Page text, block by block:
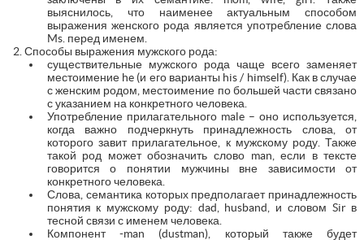
выяснилось, что наименее актуальным способом
выражения женского рода является употребление слова
Ms. перед именем.
Способы выражения мужского рода:
существительные мужского рода чаще всего заменяет
местоимение he (и его варианты his / himself). Как в случае
с женским родом, местоимение по большей части связано
с указанием на конкретного человека.
Употребление прилагательного male – оно используется,
когда важно подчеркнуть принадлежность слова, от
которого завит прилагательное, к мужскому роду. Также
такой род может обозначить слово man, если в тексте
говорится о понятии мужчины вне зависимости от
конкретного человека.
Слова, семантика которых предполагает принадлежность
понятия к мужскому роду: dad, husband, и словом Sir в
тесной связи с именем человека.
Компонент -man (dustman), который также будет